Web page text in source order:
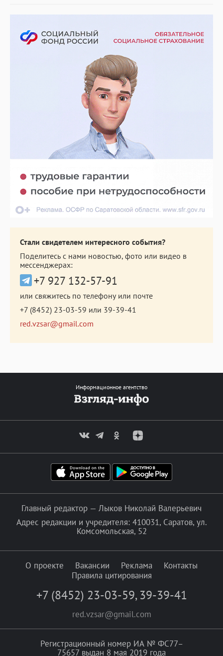
Стали свидетелем интересного события?
Поделитесь с нами новостью, фото или видео в
мессенджерах:
+7 927 132-57-91
или свяжитесь по телефону или почте
+7 (8452) 23-03-59 или 39-39-41
red.vzsar@gmail.com
Информационное агентство
Главный редактор — Лыков Николай Валерьевич
Адрес редакции и учредителя: 410031, Саратов, ул.
Комсомольская, 52
О проекте Вакансии Реклама
Контакты
Правила цитирования
+7 (8452) 23-03-59, 39-39-41
red.vzsar@gmail.com
Регистрационный номер ИА № ФС77–
75657 выдан 8 мая 2019 года